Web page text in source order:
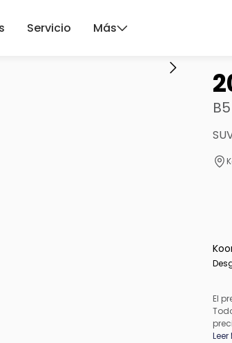
Servicio Más
El
Leer